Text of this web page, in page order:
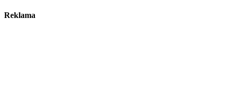
Reklama